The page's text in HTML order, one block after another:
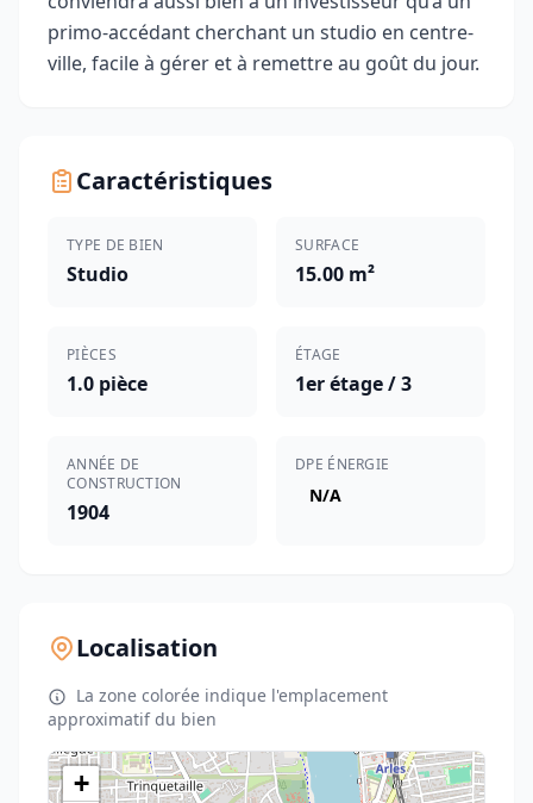
primo-accédant cherchant un studio en centre-
ville, facile à gérer et à remettre au goût du jour.
Caractéristiques
TYPE DE BIEN
Studio
SURFACE
15.00 m²
PIÈCES
1.0 pièce
ÉTAGE
1er étage / 3
ANNÉE DE
CONSTRUCTION
1904
DPE ÉNERGIE
N/A
Localisation
La zone colorée indique l'emplacement
approximatif du bien
+